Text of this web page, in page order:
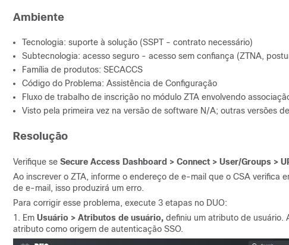
Ambiente
Tecnologia: suporte à solução (SSPT - contrato necessário)
Subtecnologia: acesso seguro - acesso sem confiança (ZTNA,
Família de produtos: SECACCS
Código do Problema: Assistência de Configuração
Fluxo de trabalho de inscrição no módulo ZTA envolvendo
Visto pela primeira vez na versão de software N/A; outras versões
Resolução
Verifique se Secure Access Dashboard > Connect > User/Groups >
Ao inscrever o ZTA, informe o endereço de e-mail que o CSA verifica
de e-mail, isso produzirá um erro.
Para corrigir esse problema, execute 3 etapas no DUO:
1. Em Usuário > Atributos de usuário, definiu um atributo de usuário.
atributo como origem de autenticação SSO.